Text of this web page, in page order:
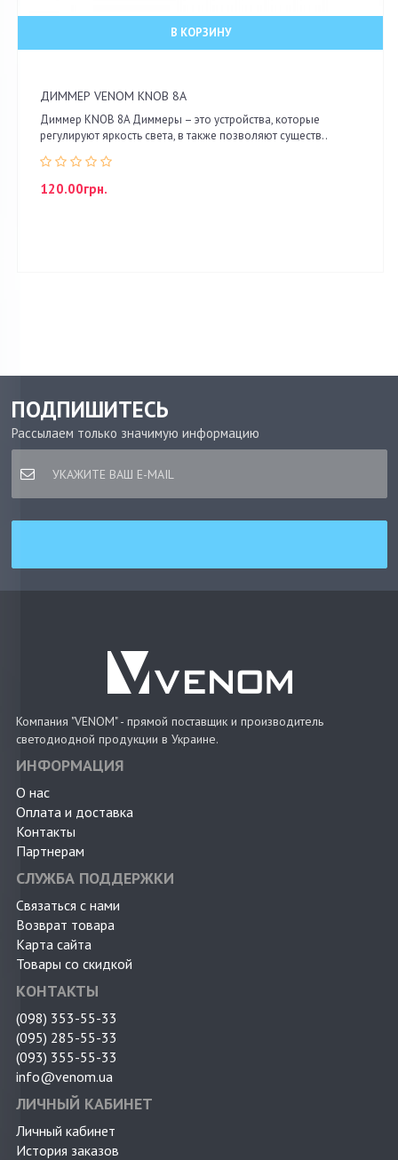
В КОРЗИНУ
ДИММЕР VENOM KNOB 8A
Диммер KNOB 8A Диммеры – это устройства, которые
регулируют яркость света, в также позволяют существ..
120.00грн.
ПОДПИШИТЕСЬ
Рассылаем только значимую информацию
Компания "VENOM" - прямой поставщик и производитель
светодиодной продукции в Украине.
ИНФОРМАЦИЯ
О нас
Оплата и доставка
Контакты
Партнерам
СЛУЖБА ПОДДЕРЖКИ
Связаться с нами
Возврат товара
Карта сайта
Товары со скидкой
КОНТАКТЫ
(098) 353-55-33
(095) 285-55-33
(093) 355-55-33
info@venom.ua
ЛИЧНЫЙ КАБИНЕТ
Личный кабинет
История заказов